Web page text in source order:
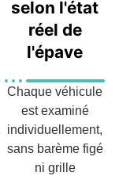
selon l'état
réel de
l'épave
Chaque véhicule
est examiné
individuellement,
sans barème figé
ni grille